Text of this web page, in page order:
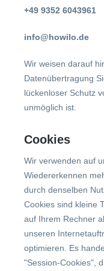
+49 9352 6043961
info@howilo.de
Wir weisen darauf
Datenübertragung
lückenloser Schutz
unmöglich ist.
Cookies
Wir verwenden auf
Wiedererkennen
durch denselben
Cookies sind kleine
auf Ihrem Rechner
unseren
optimieren. Es
"Session-Cookies",